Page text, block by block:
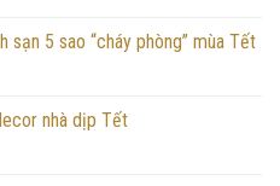
sạn 5 sao “cháy phòng” mùa Tết
nhà dịp Tết